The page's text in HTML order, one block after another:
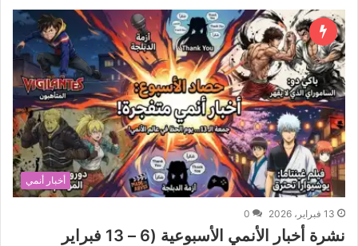
أخبار أنمي
13 فبراير، 2026 0
نشرة أخبار الأنمي الأسبوعية (6 – 13 فبراير